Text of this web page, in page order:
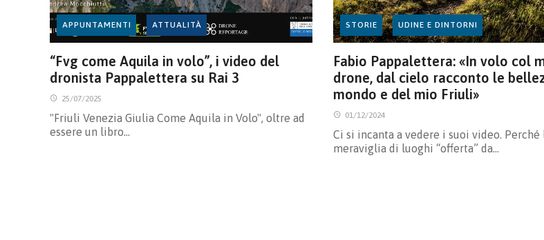
APPUNTAMENTI ATTUALITÀ
“Fvg come Aquila in volo”, i video del
dronista Pappalettera su Rai 3
25/07/2025
"Friuli Venezia Giulia Come Aquila in Volo", oltre ad
essere un libro…
STORIE UDINE E DINTORNI
Fabio Pappalettera: «In volo col
drone, dal cielo racconto le
mondo e del mio Friuli»
01/12/2024
Ci si incanta a vedere i suoi video. Perché
meraviglia di luoghi “offerta” da…